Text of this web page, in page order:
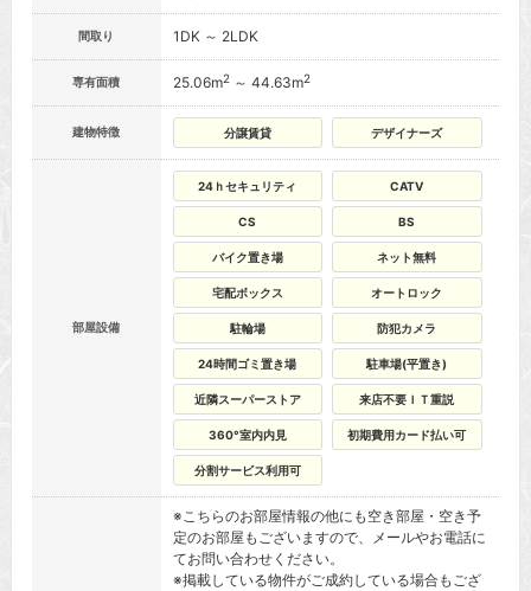
間取り 1DK ～ 2LDK
専有面積 25.06m2～ 44.63m2
建物特徴 分譲賃貸 デザイナーズ
部屋設備
24ｈセキュリティ CATV
CS BS
バイク置き場 ネット無料
宅配ボックス オートロック
駐輪場 防犯カメラ
24時間ゴミ置き場 駐車場(平置き)
近隣スーパーストア 来店不要ＩＴ重説
360°室内内見 初期費用カード払い可
分割サービス利用可
※こちらのお部屋情報の他にも空き部屋・空き予
定のお部屋もございますので、メールやお電話に
てお問い合わせください。
※掲載している物件がご成約している場合もござ